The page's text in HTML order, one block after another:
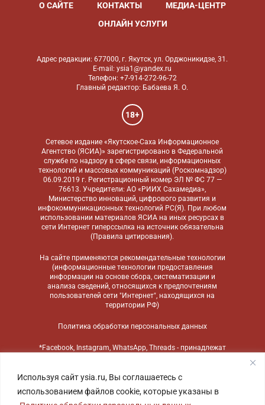
Используя сайт ysia.ru, Вы соглашаетесь с
использованием файлов cookie, которые указаны в
О САЙТЕ КОНТАКТЫ
МЕДИА-ЦЕНТР
ОНЛАЙН УСЛУГИ
Адрес редакции: 677000, г. Якутск, ул. Орджоникидзе, 31.
E-mail: ysia1@yandex.ru
Телефон: +7-914-272-96-72
Главный редактор: Бабаева Я. О.
18+
Сетевое издание «Якутское-Саха Информационное
Агентство (ЯСИА)» зарегистрировано в Федеральной
службе по надзору в сфере связи, информационных
технологий и массовых коммуникаций (Роскомнадзор)
06.09.2019 г. Регистрационный номер ЭЛ № ФС 77 —
76613. Учредители: АО «РИИХ Сахамедиа»,
Министерство инноваций, цифрового развития и
инфокоммуникационных технологий РС(Я). При любом
использовании материалов ЯСИА на иных ресурсах в
сети Интернет гиперссылка на источник обязательна
(Правила цитирования).
На сайте применяются рекомендательные технологии
(информационные технологии предоставления
информации на основе сбора, систематизации и
анализа сведений, относящихся к предпочтениям
пользователей сети "Интернет", находящихся на
территории РФ)
Политика обработки персональных данных
*Facebook, Instagram, WhatsApp, Threads - принадлежат